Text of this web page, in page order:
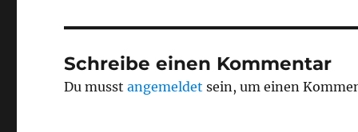
Schreibe einen Kommentar
Du musstangemeldet sein, um einen